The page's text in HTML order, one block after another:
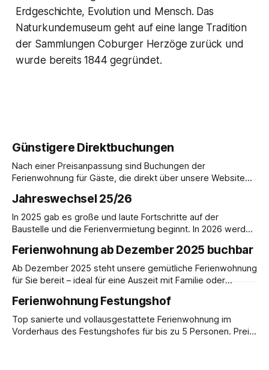
Erdgeschichte, Evolution und Mensch. Das
Naturkundemuseum geht auf eine lange Tradition
der Sammlungen Coburger Herzöge zurück und
wurde bereits 1844 gegründet.
Günstigere Direktbuchungen
Nach einer Preisanpassung sind Buchungen der
Ferienwohnung für Gäste, die direkt über unsere Website
Ferienwohnung im ehemaligen Forsthaus für bis zu 5
Personen. Preis pro Übernachtung: 180,- € inkl. MwSt.
Buchungen per E-Mail an info@festungshof.de
Jahreswechsel 25/26
In 2025 gab es große und laute Fortschritte auf der
Baustelle und die Ferienvermietung beginnt. In 2026 werden
sodass die ersten Musiker die Klangdomäne mit Musik
erfüllen können. Voraussetzung hierfür ist die Gründung
eines Vereins, der nicht nur für die Übernachtungskosten
Ferienwohnung ab Dezember 2025 buchbar
Ab Dezember 2025 steht unsere gemütliche Ferienwohnung
für Sie bereit – ideal für eine Auszeit mit Familie oder
winterliche Spaziergänge und erholsame Tage in
behaglicher Atmosphäre. Preis für bis zu 5 Erwachsene:
150,- € inkl. MwSt. pro Übernachtung Buchungen sind
Ferienwohnung Festungshof
Top sanierte und vollausgestattete Ferienwohnung im
Vorderhaus des Festungshofes für bis zu 5 Personen. Preis